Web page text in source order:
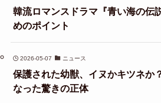
韓流ロマンスドラマ『青い海の伝
めのポイント
2026-05-07 ニュース
保護された幼獣、イヌかキツネか
なった驚きの正体